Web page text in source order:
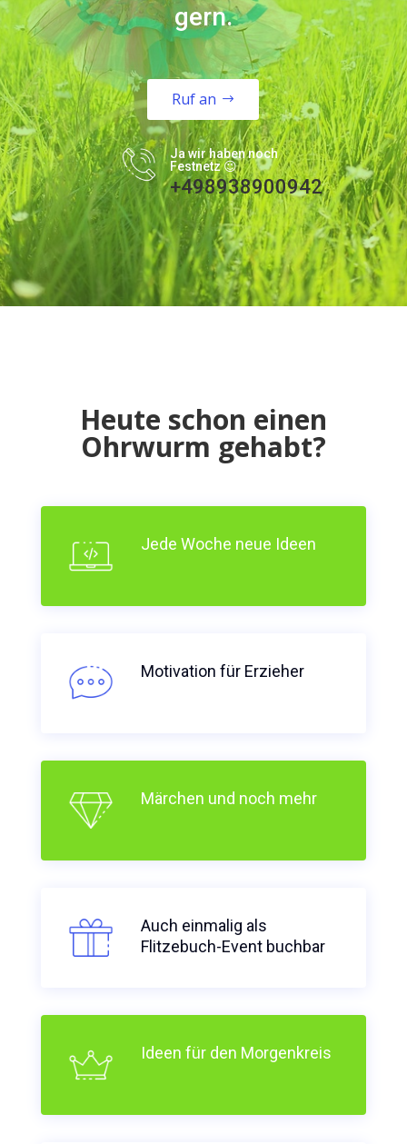
gern.
Ruf an
Ja wir haben noch
Festnetz 😉
+498938900942
Heute schon einen
Ohrwurm gehabt?
Jede Woche neue Ideen
Motivation für Erzieher
Märchen und noch mehr
Auch einmalig als
Flitzebuch-Event buchbar
Ideen für den Morgenkreis